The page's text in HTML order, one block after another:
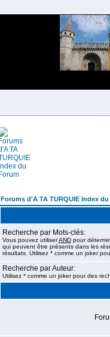
Forums d'A TA TURQUIE Index
Recherche par Mots-clés:
Vous pouvez utiliserAND pour
qui peuvent être présents dans les
résultats. Utilisez * comme un joker
Recherche par Auteur:
Utilisez * comme un joker pour des